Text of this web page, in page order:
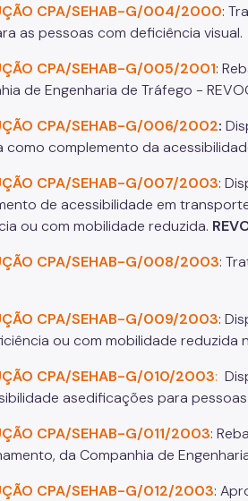
CPA/SEHAB-G/004/2000:
as pessoas com deficiência visual.
CPA/SEHAB-G/005/2001:
de Engenharia de Tráfego -
CPA/SEHAB-G/006/2002:
como complemento da
CPA/SEHAB-G/007/2003:
de acessibilidade em
ou com mobilidade reduzida.
CPA/SEHAB-G/008/2003:
CPA/SEHAB-G/009/2003:
ou com mobilidade
CPA/SEHAB-G/010/2003:
asedificações para
CPA/SEHAB-G/011/2003:
da Companhia de
CPA/SEHAB-G/012/2003: